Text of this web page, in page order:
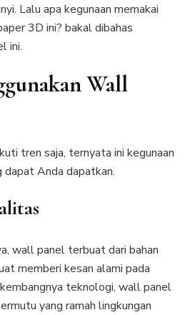
Lalu apa kegunaan memakai
3D ini? bakal dibahas
ini.
Wall
tren saja, ternyata ini kegunaan
Anda dapatkan.
wall panel terbuat dari bahan
memberi kesan alami pada
teknologi, wall panel
yang ramah lingkungan